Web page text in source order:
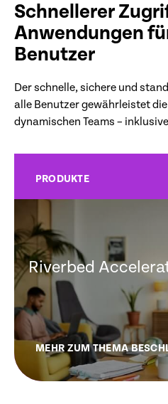
Schnellerer
Anwendungen
Benutzer
Der schnelle, sichere und
alle Benutzer gewährleistet
dynamischen Teams –
PRODUKTE
Riverbed
MEHR ZUM THEMA